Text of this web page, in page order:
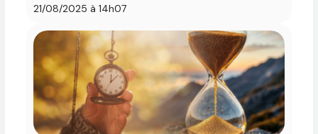
21/08/2025 à 14h07